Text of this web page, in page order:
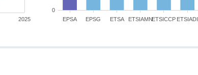
2025 EPSA EPSG ETSA ETSIAMNETSICCP ETSIADI
0